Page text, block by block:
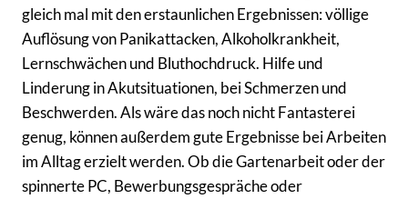
gleich mal mit den erstaunlichen Ergebnissen: völlige
Auflösung von Panikattacken, Alkoholkrankheit,
Lernschwächen und Bluthochdruck. Hilfe und
Linderung in Akutsituationen, bei Schmerzen und
Beschwerden. Als wäre das noch nicht Fantasterei
genug, können außerdem gute Ergebnisse bei Arbeiten
im Alltag erzielt werden. Ob die Gartenarbeit oder der
spinnerte PC, Bewerbungsgespräche oder